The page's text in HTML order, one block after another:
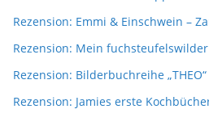
Rezension: Emmi & Einschwein –
Rezension: Mein
Rezension: Bilderbuchreihe „THEO“
Rezension: Jamies erste